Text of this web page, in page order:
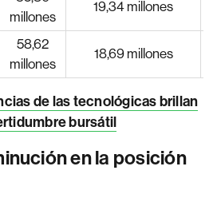
millones
19,34 millones
58,62
millones
18,69 millones
de las tecnológicas brillan
bursátil
en la posición